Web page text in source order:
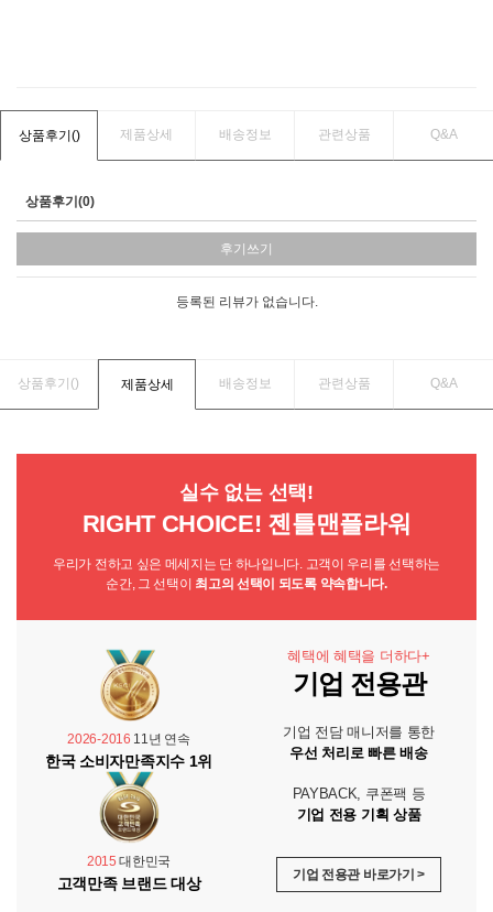
상품후기() 제품상세 배송정보 관련상품 Q&A
상품후기(0)
후기쓰기
등록된 리뷰가 없습니다.
상품후기() 제품상세 배송정보 관련상품 Q&A
실수 없는 선택!
RIGHT CHOICE! 젠틀맨플라워
우리가 전하고 싶은 메세지는 단 하나입니다. 고객이 우리를 선택하는
순간, 그 선택이 최고의 선택이 되도록 약속합니다.
2026-2016 11년 연속
한국 소비자만족지수 1위
2015 대한민국
고객만족 브랜드 대상
혜택에 혜택을 더하다+
기업 전용관
기업 전담 매니저를 통한
우선 처리로 빠른 배송
PAYBACK, 쿠폰팩 등
기업 전용 기획 상품
기업 전용관 바로가기 >